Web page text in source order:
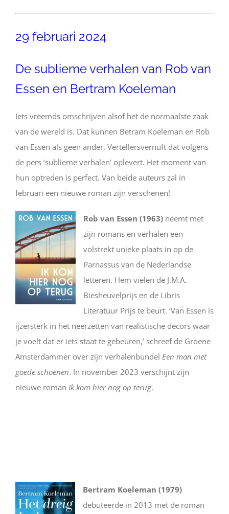
29 februari 2024
De sublieme verhalen van Rob van
Essen en Bertram Koeleman
Iets vreemds omschrijven alsof het de normaalste zaak
van de wereld is. Dat kunnen Betram Koeleman en Rob
van Essen als geen ander. Vertellersvernuft dat volgens
de pers ‘sublieme verhalen’ oplevert. Het moment van
hun optreden is perfect. Van beide auteurs zal in
februari een nieuwe roman zijn verschenen!
Rob van Essen (1963) neemt met
zijn romans en verhalen een
volstrekt unieke plaats in op de
Parnassus van de Nederlandse
letteren. Hem vielen de J.M.A.
Biesheuvelprijs en de Libris
Literatuur Prijs te beurt. ‘Van Essen is
ijzersterk in het neerzetten van realistische decors waar
je voelt dat er iets staat te gebeuren,’ schreef de Groene
Amsterdammer over zijn verhalenbundel Een man met
goede schoenen. In november 2023 verschijnt zijn
nieuwe roman Ik kom hier nog op terug.
Bertram Koeleman (1979)
debuteerde in 2013 met de roman